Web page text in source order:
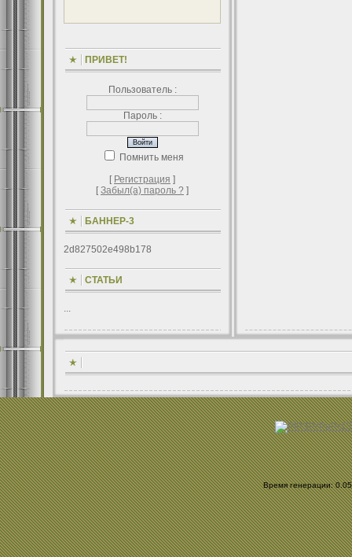
ПРИВЕТ!
Пользователь :
Пароль :
Помнить меня
[ Регистрация ]
[Забыл(а) пароль ? ]
БАННЕР-3
2d827502e498b178
СТАТЬИ
...
Время генерации: